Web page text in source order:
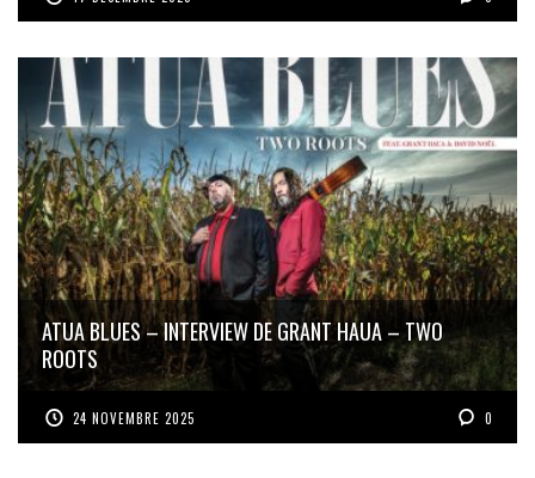
ATUA BLUES – INTERVIEW DE GRANT HAUA – TWO
ROOTS
24 NOVEMBRE 2025 0